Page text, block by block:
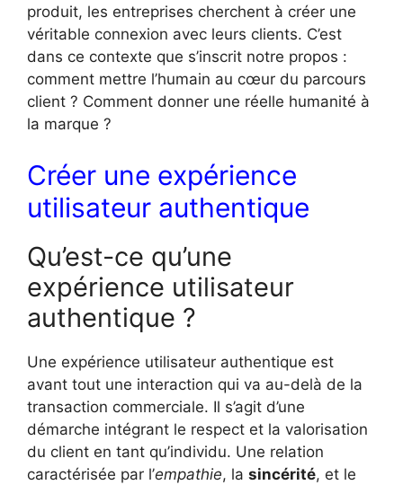
produit, les entreprises cherchent à créer une
véritable connexion avec leurs clients. C’est
dans ce contexte que s’inscrit notre propos :
comment mettre l’humain au cœur du parcours
client ? Comment donner une réelle humanité à
la marque ?
Créer une expérience
utilisateur authentique
Qu’est-ce qu’une
expérience utilisateur
authentique ?
Une expérience utilisateur authentique est
avant tout une interaction qui va au-delà de la
transaction commerciale. Il s’agit d’une
démarche intégrant le respect et la valorisation
du client en tant qu’individu. Une relation
caractérisée par l’empathie, la sincérité, et le